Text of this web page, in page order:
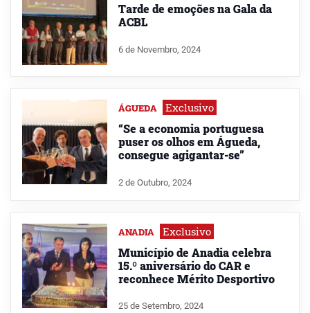
Tarde de emoções na Gala da
ACBL
6 de Novembro, 2024
ÁGUEDA Exclusivo
“Se a economia portuguesa
puser os olhos em Águeda,
consegue agigantar-se”
2 de Outubro, 2024
ANADIA Exclusivo
Município de Anadia celebra
15.º aniversário do CAR e
reconhece Mérito Desportivo
25 de Setembro, 2024